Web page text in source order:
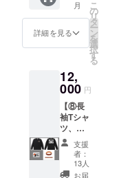
Body:U
ited
Athle
をお送
りしま
す 9月
上旬発
送予定
00円】
・岩木
山とレ
コード
と桜を
ンした
半袖T
シャツ
を提供
しま
す。
半袖T
シャツ
【クラ
ウド
月
詳細を見る
こ
の
リ
タ
ー
ン
を
選
択
す
る
12,
000 円
【⑧長
袖Tシャ
ツ、ス
テッ
カー、
ラバー
バン
支援
者：
13人
お届